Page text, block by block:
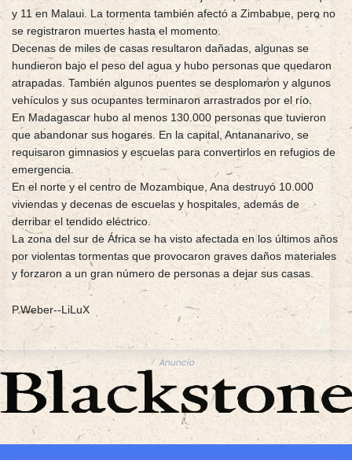
y 11 en Malaui. La tormenta también afectó a Zimbabue, pero no
se registraron muertes hasta el momento.
Decenas de miles de casas resultaron dañadas, algunas se
hundieron bajo el peso del agua y hubo personas que quedaron
atrapadas. También algunos puentes se desplomaron y algunos
vehículos y sus ocupantes terminaron arrastrados por el río.
En Madagascar hubo al menos 130.000 personas que tuvieron
que abandonar sus hogares. En la capital, Antananarivo, se
requisaron gimnasios y escuelas para convertirlos en refugios de
emergencia.
En el norte y el centro de Mozambique, Ana destruyó 10.000
viviendas y decenas de escuelas y hospitales, además de
derribar el tendido eléctrico.
La zona del sur de África se ha visto afectada en los últimos años
por violentas tormentas que provocaron graves daños materiales
y forzaron a un gran número de personas a dejar sus casas.
P.Weber--LiLuX
Anuncio